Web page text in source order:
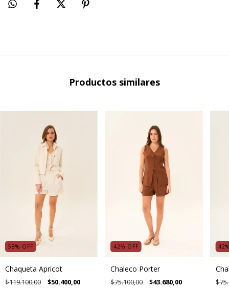
Productos similares
58% OFF
Chaqueta Apricot
$119.100,00 $50.400,00
42% OFF
Chaleco Porter
$75.100,00 $43.680,00
42